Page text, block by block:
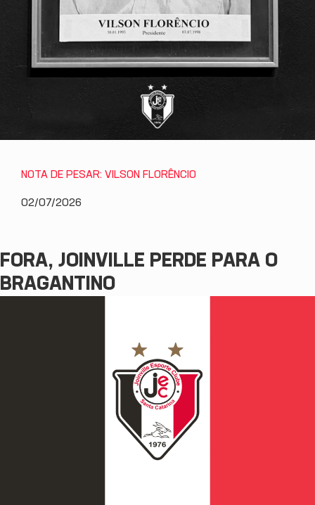
NOTA DE PESAR: VILSON FLORÊNCIO
02/07/2026
FORA, JOINVILLE PERDE PARA O
BRAGANTINO